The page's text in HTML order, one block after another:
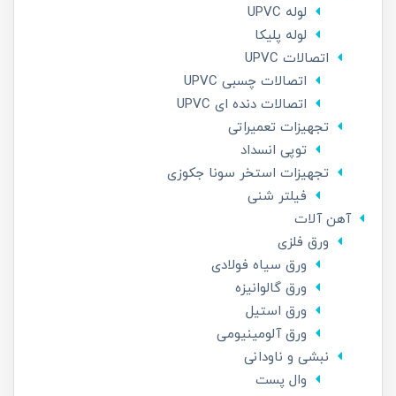
لوله UPVC
لوله پلیکا
اتصالات UPVC
اتصالات چسبی UPVC
اتصالات دنده ای UPVC
تجهیزات تعمیراتی
توپی انسداد
تجهیزات استخر سونا جکوزی
فیلتر شنی
آهن آلات
ورق فلزی
ورق سیاه فولادی
ورق گالوانیزه
ورق استیل
ورق آلومینیومی
نبشی و ناودانی
وال پست